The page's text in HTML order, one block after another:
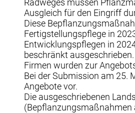
Radweges müssen
Ausgleich für den Eingriff
Diese
Fertigstellungspflege in
Entwicklungspflegen in
beschränkt
Firmen wurden zur
Bei der Submission am 25.
Angebote vor.
Die ausgeschriebenen
(Bepflanzungsmaßnahmen